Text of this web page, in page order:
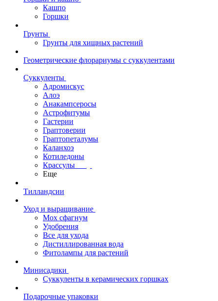
Кашпо
Горшки
Грунты
Грунты для хищных растений
Геометрические флорариумы с суккулентами
Суккуленты
Адромискус
Алоэ
Анакампсеросы
Астрофитумы
Гастерии
Граптоверии
Граптопеталумы
Каланхоэ
Котиледоны
Крассулы
Еще
Тилландсии
Уход и выращивание
Мох сфагнум
Удобрения
Все для ухода
Дистиллированная вода
Фитолампы для растений
Минисадики
Суккуленты в керамических горшках
Подарочные упаковки